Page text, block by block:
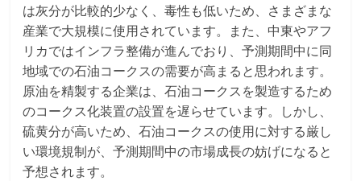
は灰分が比較的少なく、毒性も低いため、さまざまな
産業で大規模に使用されています。また、中東やアフ
リカではインフラ整備が進んでおり、予測期間中に同
地域での石油コークスの需要が高まると思われます。
原油を精製する企業は、石油コークスを製造するため
のコークス化装置の設置を遅らせています。しかし、
硫黄分が高いため、石油コークスの使用に対する厳し
い環境規制が、予測期間中の市場成長の妨げになると
予想されます。